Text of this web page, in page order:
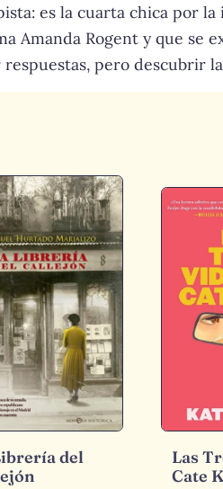
es la cuarta chica por
Amanda Rogent y que se
pero descubrir
del
Las
Cate